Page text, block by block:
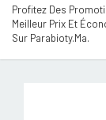
Profitez Des
Meilleur Prix Et
Sur Parabioty.ma.